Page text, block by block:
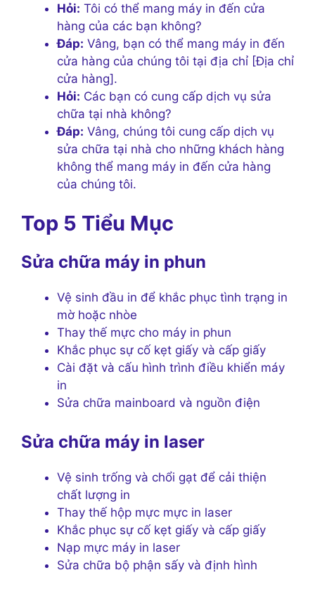
Hỏi: Tôi có thể mang máy in đến cửa
hàng của các bạn không?
Đáp: Vâng, bạn có thể mang máy in đến
cửa hàng của chúng tôi tại địa chỉ [Địa chỉ
cửa hàng].
Hỏi: Các bạn có cung cấp dịch vụ sửa
chữa tại nhà không?
Đáp: Vâng, chúng tôi cung cấp dịch vụ
sửa chữa tại nhà cho những khách hàng
không thể mang máy in đến cửa hàng
của chúng tôi.
Top 5 Tiểu Mục
Sửa chữa máy in phun
Vệ sinh đầu in để khắc phục tình trạng in
mờ hoặc nhòe
Thay thế mực cho máy in phun
Khắc phục sự cố kẹt giấy và cấp giấy
Cài đặt và cấu hình trình điều khiển máy
in
Sửa chữa mainboard và nguồn điện
Sửa chữa máy in laser
Vệ sinh trống và chổi gạt để cải thiện
chất lượng in
Thay thế hộp mực mực in laser
Khắc phục sự cố kẹt giấy và cấp giấy
Nạp mực máy in laser
Sửa chữa bộ phận sấy và định hình